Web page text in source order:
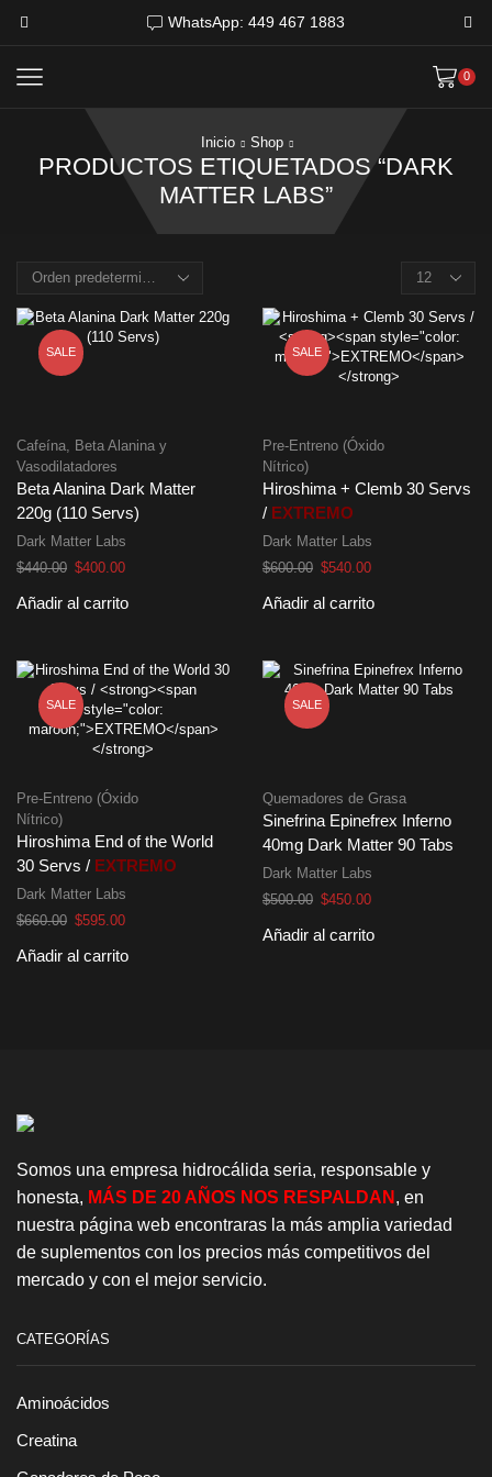
WhatsApp: 449 467 1883
0
Inicio Shop
PRODUCTOS ETIQUETADOS “DARK
MATTER LABS”
Products
page
SALE
Cafeína, Beta Alanina y
Vasodilatadores
Beta Alanina Dark Matter
220g (110 Servs)
Dark Matter Labs
$440.00 El
original
$400.00El
actual
Añadir al carrito
SALE
Pre-Entreno (Óxido
Nítrico)
Hiroshima + Clemb 30 Servs
/ EXTREMO
Dark Matter Labs
$600.00 El
original
$540.00El
actual
Añadir al carrito
SALE
Pre-Entreno (Óxido
Nítrico)
Hiroshima End of the World
30 Servs / EXTREMO
Dark Matter Labs
$660.00 El
original
$595.00El
actual
Añadir al carrito
SALE
Quemadores de Grasa
Sinefrina Epinefrex Inferno
40mg Dark Matter 90 Tabs
Dark Matter Labs
$500.00 El
original
$450.00El
actual
Añadir al carrito
Somos una empresa hidrocálida seria, responsable y
honesta, MÁS DE 20 AÑOS NOS RESPALDAN , en
nuestra página web encontraras la más amplia variedad
de suplementos con los precios más competitivos del
mercado y con el mejor servicio.
CATEGORÍAS
Aminoácidos
Creatina